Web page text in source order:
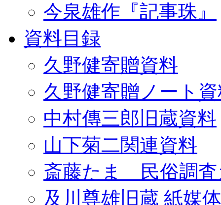
今泉雄作『記事珠』
資料目録
久野健寄贈資料
久野健寄贈ノート
中村傳三郎旧蔵資料
山下菊二関連資料
斎藤たま 民俗調査
及川尊雄旧蔵 紙媒